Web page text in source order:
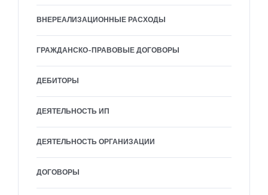
ВНЕРЕАЛИЗАЦИОННЫЕ РАСХОДЫ
ГРАЖДАНСКО-ПРАВОВЫЕ ДОГОВОРЫ
ДЕБИТОРЫ
ДЕЯТЕЛЬНОСТЬ ИП
ДЕЯТЕЛЬНОСТЬ ОРГАНИЗАЦИИ
ДОГОВОРЫ